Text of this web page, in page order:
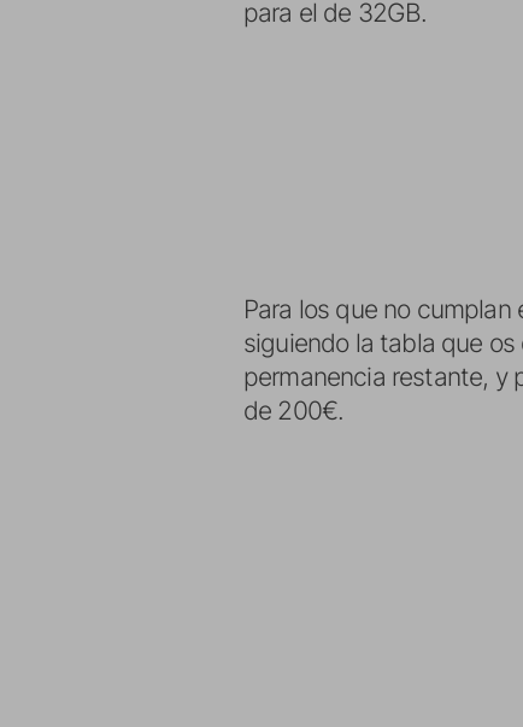
para el de 32GB.
Para los que no
siguiendo la tabla que
permanencia restante, y
de 200€.